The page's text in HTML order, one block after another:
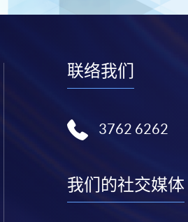
联络我们
3762 6262
我们的社交媒体